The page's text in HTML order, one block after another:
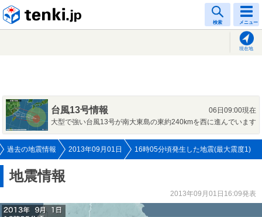
検索 メニュー
現在地
台風13号情報
06日09:00現在
大型で強い台風13号が南大東島の東約240kmを西に進んでいます
過去の地震情報 2013年09月01日 16時05分頃発生した地震(最大震度1)
地震情報
2013年09月01日16:09発表